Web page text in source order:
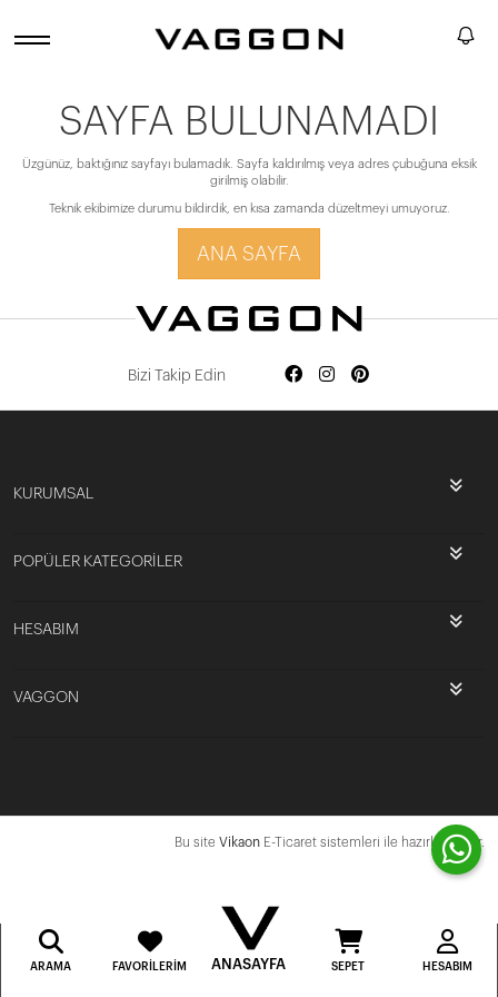
SAYFA BULUNAMADI
Üzgünüz, baktığınız sayfayı bulamadık. Sayfa kaldırılmış veya adres çubuğuna eksik
girilmiş olabilir.
Teknik ekibimize durumu bildirdik, en kısa zamanda düzeltmeyi umuyoruz.
ANA SAYFA
Bizi Takip Edin
KURUMSAL
POPÜLER KATEGORİLER
HESABIM
VAGGON
Bu site Vikaon E-Ticaret sistemleri ile hazırlanmıştır.
ARAMA FAVORILERIM ANASAYFA SEPET HESABIM